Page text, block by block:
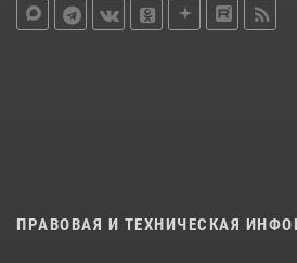
ПРАВОВАЯ И ТЕХНИЧЕСКАЯ